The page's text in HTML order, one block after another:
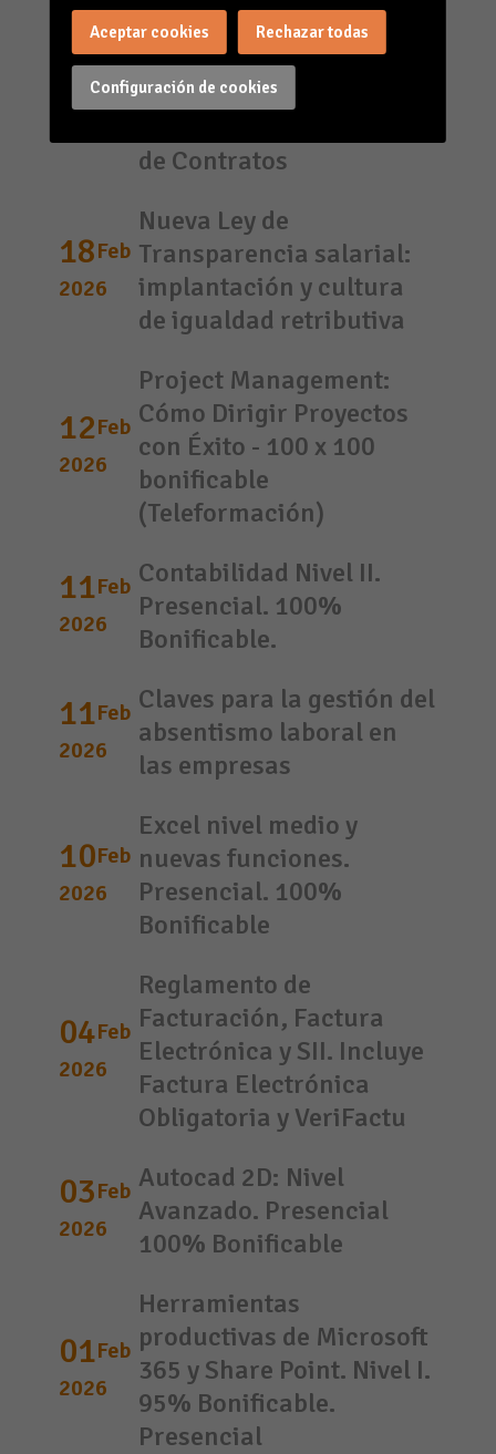
25Feb
2026
Laboral: Actualización
en Seguridad Social,
Jubilaciones,
de Contratos
18Feb
2026
Nueva Ley de
Transparencia salarial:
implantación y cultura
de igualdad retributiva
12Feb
2026
Project Management:
Cómo Dirigir Proyectos
con Éxito - 100 x 100
bonificable
(Teleformación)
11Feb
2026
Contabilidad Nivel II.
Presencial. 100%
Bonificable.
11Feb
2026
Claves para la gestión del
absentismo laboral en
las empresas
10Feb
2026
Excel nivel medio y
nuevas funciones.
Presencial. 100%
Bonificable
04Feb
2026
Reglamento de
Facturación, Factura
Electrónica y SII. Incluye
Factura Electrónica
Obligatoria y VeriFactu
03Feb
2026
Autocad 2D: Nivel
Avanzado. Presencial
100% Bonificable
01Feb
2026
Herramientas
productivas de Microsoft
365 y Share Point. Nivel I.
95% Bonificable.
Presencial
Configuración de cookies
Aceptar cookies Rechazar todas